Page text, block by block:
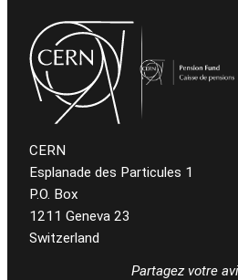
CERN
Esplanade des Particules 1
P.O. Box
1211 Geneva 23
Switzerland
Partagez votre